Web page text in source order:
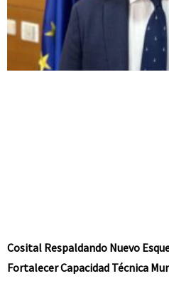
Cosital Respaldando Nuevo
Fortalecer Capacidad Técnica